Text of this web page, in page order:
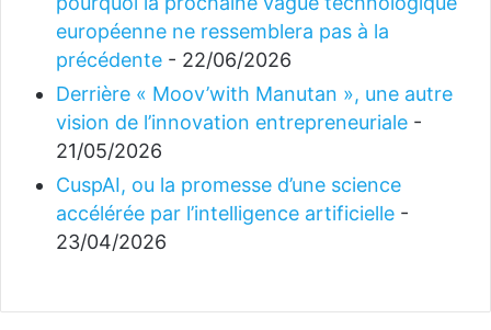
européenne ne ressemblera pas à la
précédente - 22/06/2026
Derrière « Moov’with Manutan », une autre
vision de l’innovation entrepreneuriale -
21/05/2026
CuspAI, ou la promesse d’une science
accélérée par l’intelligence artificielle -
23/04/2026